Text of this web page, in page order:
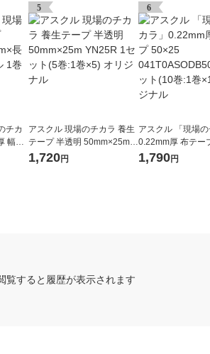
チカ
幅50
ル 1
5
アスクル 現場のチカラ 養生
テープ 半透明 50mm×25m Y
N25R 1セット(5巻:1巻×5)
1,720円
6
アスクル 「現場の
0.22mm厚 布テー
1,790円
覧すると履歴が表示されます